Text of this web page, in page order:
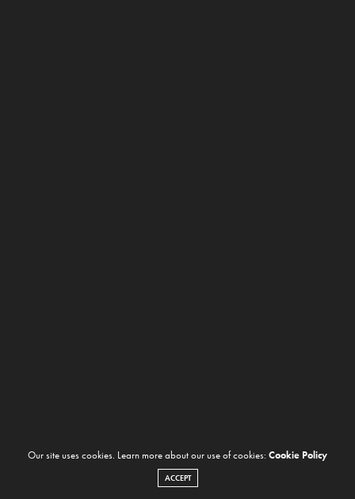
Our site uses cookies. Learn more about our use of cookies: Cookie Policy
ACCEPT